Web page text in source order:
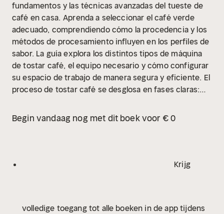
fundamentos y las técnicas avanzadas del tueste de
café en casa. Aprenda a seleccionar el café verde
adecuado, comprendiendo cómo la procedencia y los
métodos de procesamiento influyen en los perfiles de
sabor. La guía explora los distintos tipos de máquina
de tostar café, el equipo necesario y cómo configurar
su espacio de trabajo de manera segura y eficiente. El
proceso de tostar café se desglosa en fases claras:
el primer y segundo crack. Obtendrá conocimientos
sobre cómo controlar el perfil de tueste mediante la
obra profundiza en la evaluación del resultado,
almacenamiento óptimo, la fase de desgasificación y
Begin vandaag nog met dit boek voor € 0
Krijg
volledige toegang tot alle boeken in de app tijdens